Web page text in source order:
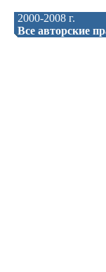
2000-2008 г.
Все авторские